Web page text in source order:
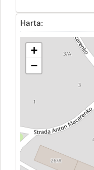
Harta:
+
−